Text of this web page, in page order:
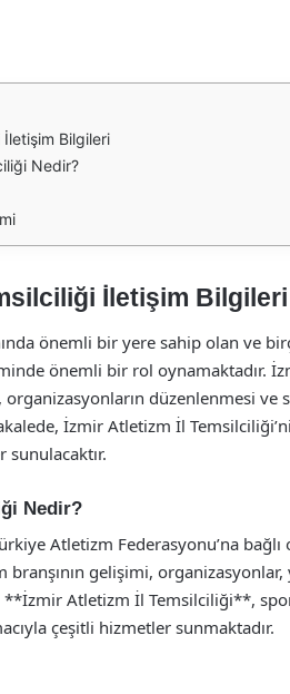
Bilgileri
Nedir?
İletişim Bilgileri
önemli bir yere sahip olan ve
önemli bir rol oynamaktadır.
organizasyonların düzenlenmesi ve
İzmir Atletizm İl
sunulacaktır.
Nedir?
Atletizm Federasyonu’na bağlı
gelişimi,
**İzmir Atletizm İl Temsilciliği**,
çeşitli hizmetler sunmaktadır.